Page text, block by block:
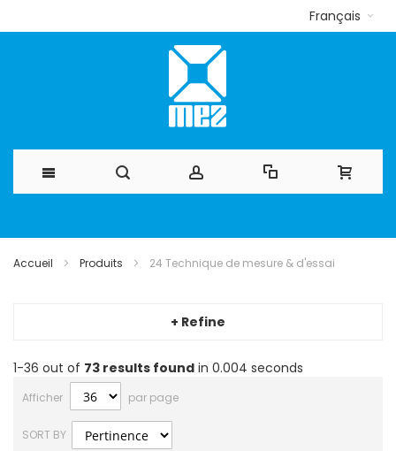
Français
Accueil Produits 24 Technique de mesure & d'essai
+ Refine
1-36 out of 73 results found in 0.004 seconds
Afficher par page
SORT BY